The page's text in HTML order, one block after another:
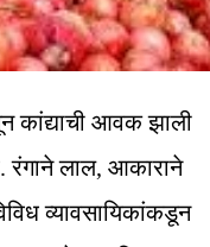
कांद्याची आवक झाली
लाल, आकाराने
व्यावसायिकांकडून